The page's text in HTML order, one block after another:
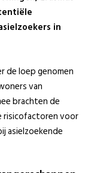
in
de loep genomen
van
brachten de
risicofactoren voor
asielzoekende